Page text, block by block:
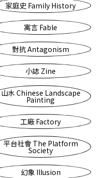
家庭史 Family History
寓言 Fable
對抗 Antagonism
小誌 Zine
山水 Chinese Landscape
Painting
工廠 Factory
平台社會 The Platform
Society
幻象 Illusion